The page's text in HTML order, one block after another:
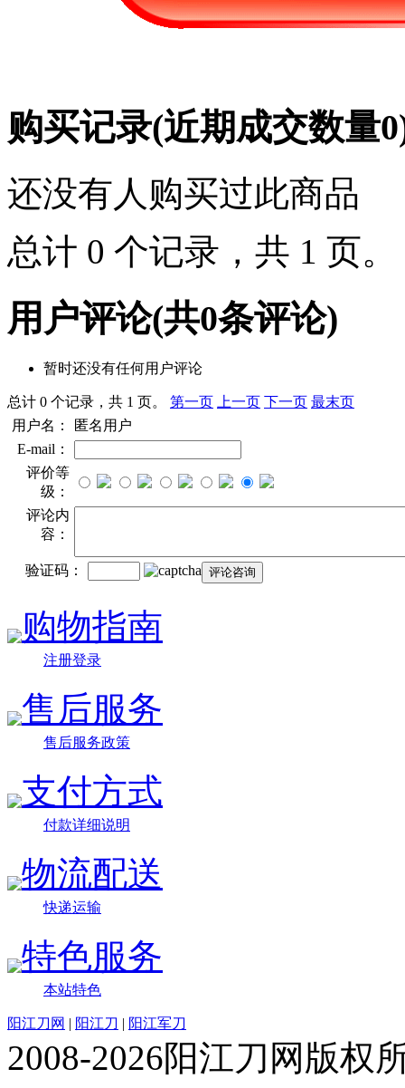
购买记录(近期成交数量0
还没有人购买过此商品
总计 0 个记录，共 1 页。
用户评论(共0条评论)
暂时还没有任何用户评论
总计 0 个记录，共 1 页。 第一页 上一页 下一页 最末页
用户名：
匿名用户
E-mail：
评价等
级：
评论内
容：
验证码：
购物指南
注册登录
售后服务
售后服务政策
支付方式
付款详细说明
物流配送
快递运输
特色服务
本站特色
阳江刀网 | 阳江刀 | 阳江军刀
2008-2026阳江刀网版权